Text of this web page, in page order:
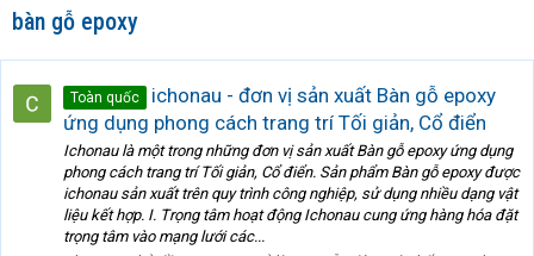
bàn gỗ epoxy
Toàn quốc
ichonau - đơn vị sản xuất Bàn gỗ epoxy
ứng dụng phong cách trang trí Tối giản, Cổ điển
Ichonau là một trong những đơn vị sản xuất Bàn gỗ epoxy ứng dụng
phong cách trang trí Tối giản, Cổ điển. Sản phẩm Bàn gỗ epoxy được
ichonau sản xuất trên quy trình công nghiệp, sử dụng nhiều dạng vật
liệu kết hợp. I. Trọng tâm hoạt động Ichonau cung ứng hàng hóa đặt
trọng tâm vào mạng lưới các...